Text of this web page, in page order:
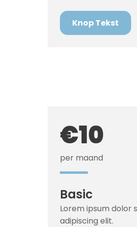
Knop Tekst
€10
per maand
Basic
Lorem ipsum dolor
adipiscing elit.